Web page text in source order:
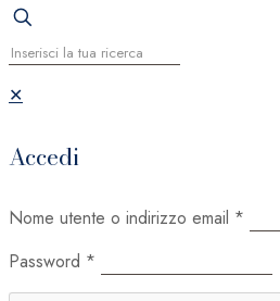
✕
Accedi
Nome utente o indirizzo email *
Password *